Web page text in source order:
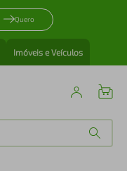
Quero
Imóveis e Veículos